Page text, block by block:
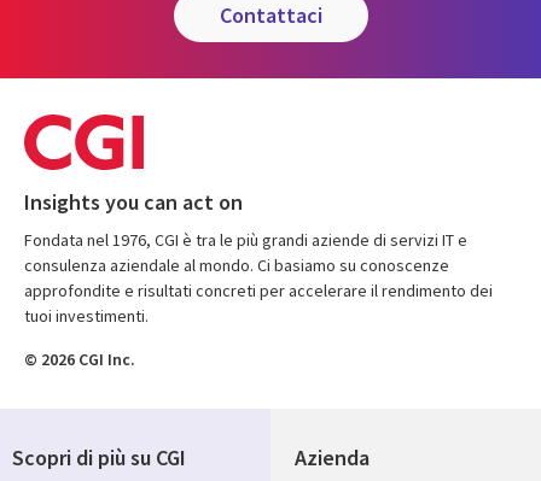
contattaci
Insights you can act on
Fondata nel 1976, CGI è tra le più grandi aziende di servizi IT e
consulenza aziendale al mondo. Ci basiamo su conoscenze
approfondite e risultati concreti per accelerare il rendimento dei
tuoi investimenti.
© 2026 CGI Inc.
Azienda
Scopri di più su CGI